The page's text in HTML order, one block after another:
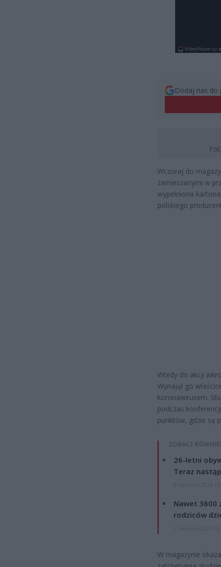
Dodaj nas do
Wczoraj do
zamieszanymi w
wypełniona
polskiego
Wtedy do akcji
Wynajął go
koronawirusem.
podczas
punktów, gdzie są
ZOBACZ
26-letni
Teraz
Nawet 3600
rodziców
W magazynie